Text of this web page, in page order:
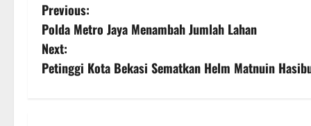
Previous:
Polda Metro Jaya Menambah Jumlah Lahan
Next:
Petinggi Kota Bekasi Sematkan Helm Matnuin